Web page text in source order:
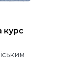
курс